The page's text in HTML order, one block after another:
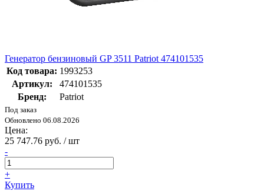
Генератор бензиновый GP 3511 Patriot 474101535
Код товара: 1993253
Артикул:
474101535
Бренд:
Patriot
Под заказ
Обновлено 06.08.2026
Цена:
25 747.76 руб. / шт
-
+
Купить